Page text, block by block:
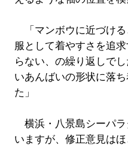
「マンボウに近づける
服として着やすさを追
らない、の繰り返しで
いあんばいの形状に落
た」
横浜・八景島シーパラ
いますが、修正意見は